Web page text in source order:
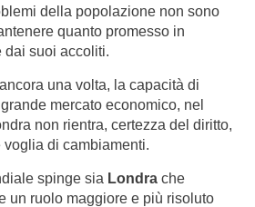
della popolazione non sono
quanto promesso in
dai suoi accoliti.
una volta, la capacità di
mercato economico, nel
non rientra, certezza del diritto,
voglia di cambiamenti.
spinge sia Londra che
un ruolo maggiore e più risoluto